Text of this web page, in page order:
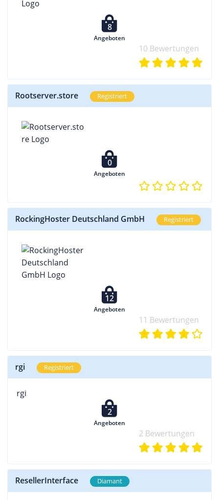
8
Angeboten
10 Bewertungen
Rootserver.store Registriert
0
Angeboten
RockingHoster Deutschland GmbH Registriert
12
Angeboten
11 Bewertungen
rgi Registriert
rgi
2
Angeboten
2 Bewertungen
ResellerInterface Diamant